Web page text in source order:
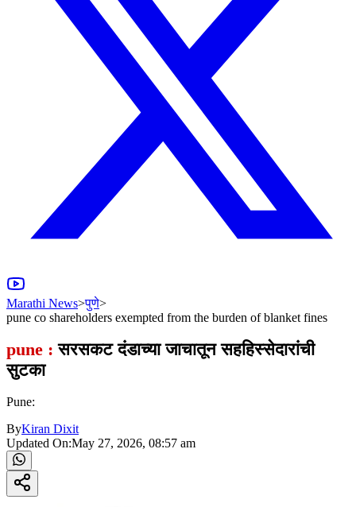
Marathi News>पुणे>
pune co shareholders exempted from the burden of blanket fines
pune : सरसकट दंडाच्या जाचातून सहहिस्सेदारांची
सुटका
Pune:
ByKiran Dixit
Updated On:May 27, 2026, 08:57 am